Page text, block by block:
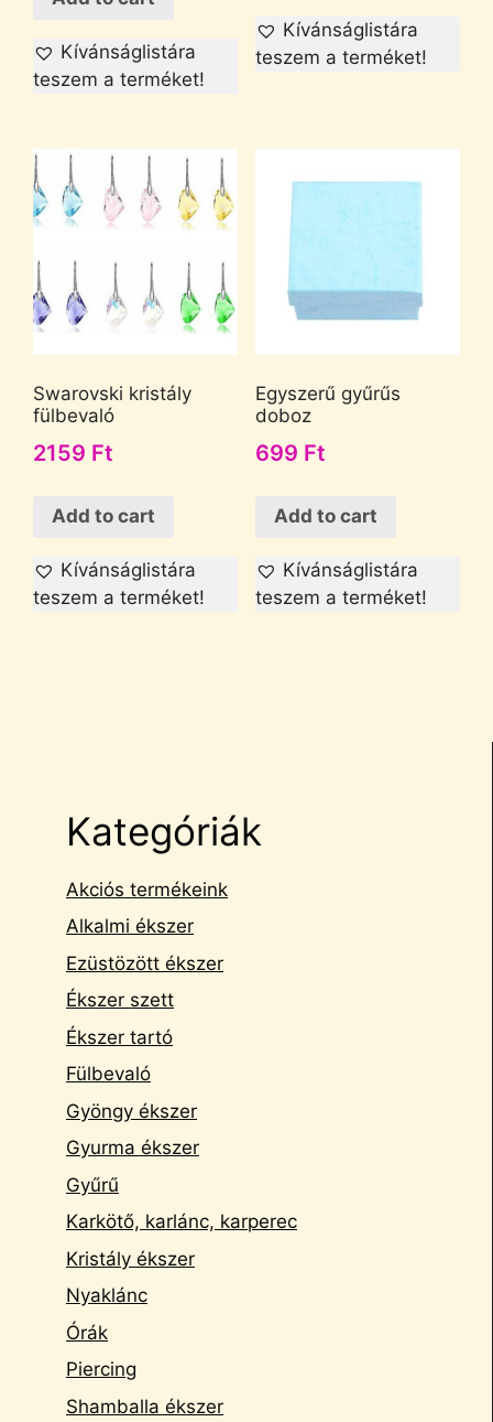
Kívánságlistára
teszem a terméket!
Kívánságlistára
teszem a terméket!
Swarovski kristály
fülbevaló
2159 Ft
Add to cart
Kívánságlistára
teszem a terméket!
Egyszerű gyűrűs
doboz
699 Ft
Add to cart
Kívánságlistára
teszem a terméket!
Kategóriák
Akciós termékeink
Alkalmi ékszer
Ezüstözött ékszer
Ékszer szett
Ékszer tartó
Fülbevaló
Gyöngy ékszer
Gyurma ékszer
Gyűrű
Karkötő, karlánc, karperec
Kristály ékszer
Nyaklánc
Órák
Piercing
Shamballa ékszer